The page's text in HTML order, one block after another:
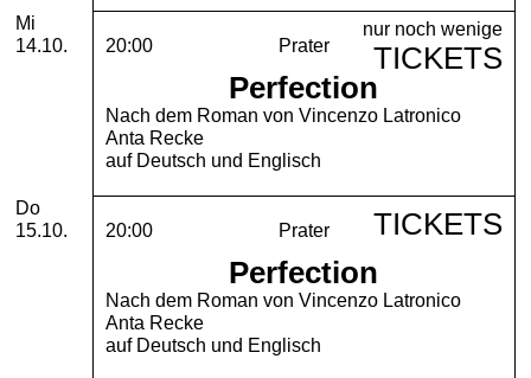
Mittwoch, 14. Oktober 2026
Mi
14.10.
20:00 Prater
Perfection
Nach dem Roman von Vincenzo Latronico
Anta Recke
auf Deutsch und Englisch
nur noch wenige
TICKETS
Donnerstag, 15. Oktober 2026
Do
15.10.
20:00 Prater
Perfection
Nach dem Roman von Vincenzo Latronico
Anta Recke
auf Deutsch und Englisch
TICKETS